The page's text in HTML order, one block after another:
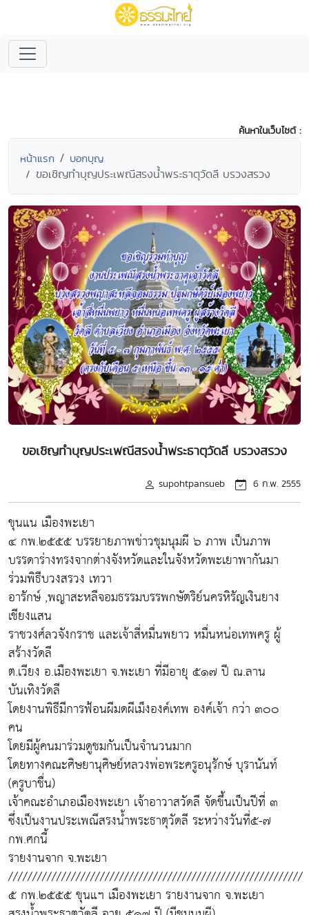
ค้นหาในเว็บไซต์ :
หน้าแรก บอกบุญ
ขอเชิญทำบุญประเพณีสรงน้ำพระธาตุวัดลี บรวงสรวง
ขอเชิญทำบุญประเพณีสรงน้ำพระธาตุวัดลี บรวงสรวง
supohtpansueb 6 ก.พ. 2555
ขุนแน เมืองพะเยา
๔ กพ.๒๕๕๕ บรรยายภาพข่าวชุมนุมผี ๖ ภาพ เป็นภาพ
บรรดาร่างทรงจากต่างจังหวัดและในจังหวัดพะเยาพากันมา
ร่วมพิธีบวงสรวง เทวา
อารักษ์ ,พญาสะหลีจอมธรรมบรรพกษัตริย์นครหิรัญเงินยาง
เชียงแสน
ราชวงศ์ลวจังกราช และเจ้าสี่หมื่นพยาว หมื่นหน่อเทพครู ผู้
สร้างวัดลี
ต.เวียง อ.เมืองพะเยา จ.พะเยา ที่มีอายุ ๕๑๗ ปี ณ.ลาน
บันเทิงวัดลี
โดยงานพิธีมีการฟ้อนผีมดผีเม็งองค์เทพ องค์เจ้า กว่า ๓๐๐
คน
โดยมีผู้คนมาร่วมดูชมกันเป็นจำนวนมาก
โดยทางคณะศิษยานุศิษย์หลวงพ่อพระครูอนุรักษ์ บุรานันท์
(ครูบาชื่น)
เจ้าคณะอำเภอเมืองพะเยา เจ้าอาวาสวัดลี จัดขึ้นเป็นปีที่ ๓
ซึ่งเป็นงานประเพณีสรงน้ำพระธาตุวัดลี ระหว่างวันที่๕-๗
กพ.ศกนี้
รายงานจาก จ.พะเยา
/////////////////////////////////////////////////////////////
๕ กพ.๒๕๕๕ ขุนแฯ เมืองพะเยา รายงานจาก จ.พะเยา